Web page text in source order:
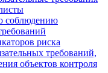
соблюдению
риска
требований,
объектов контроля